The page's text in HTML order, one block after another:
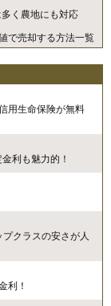
く農地にも対応
で売却する方法一覧
用生命保険が無料
利も魅力的！
クラスの安さが人
利！